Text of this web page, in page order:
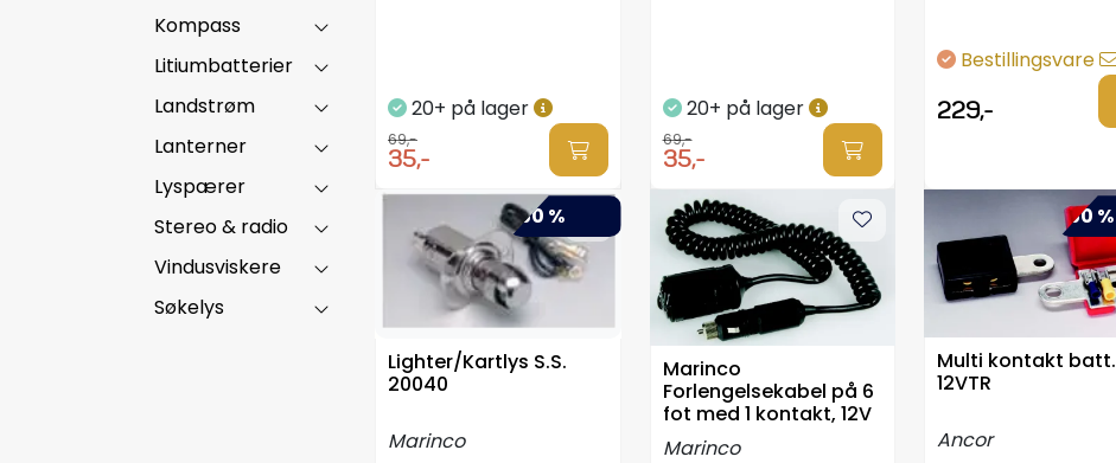
Kompass
Litiumbatterier
Landstrøm
Lanterner
Lyspærer
Stereo & radio
Vindusviskere
Søkelys
20+ på lager
69,-
35,-
20+ på lager
69,-
35,-
Bestillingsvare
229,-
-50 %
Lighter/Kartlys S.S.
20040
Marinco
Marinco
Forlengelsekabel på 6
fot med 1 kontakt, 12V
Marinco
-50 %
Multi kontakt batt.
12VTR
Ancor